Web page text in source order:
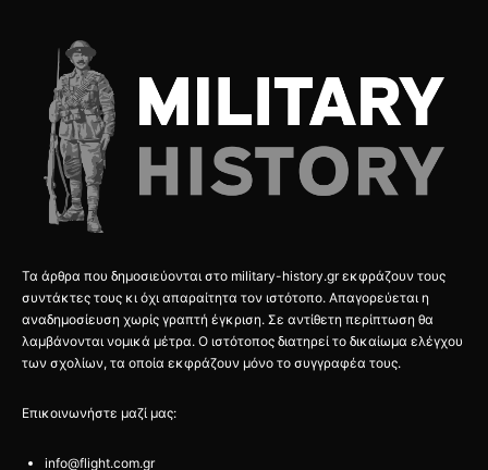
Τα άρθρα που δημοσιεύονται στο military-history.gr εκφράζουν τους
συντάκτες τους κι όχι απαραίτητα τον ιστότοπο. Απαγορεύεται η
αναδημοσίευση χωρίς γραπτή έγκριση. Σε αντίθετη περίπτωση θα
λαμβάνονται νομικά μέτρα. Ο ιστότοπος διατηρεί το δικαίωμα ελέγχου
των σχολίων, τα οποία εκφράζουν μόνο το συγγραφέα τους.
Επικοινωνήστε μαζί μας:
info@flight.com.gr